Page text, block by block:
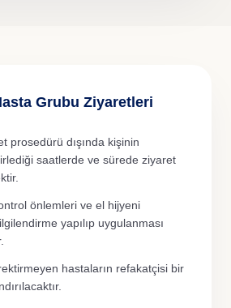
Grubu Ziyaretleri
prosedürü dışında kişinin
saatlerde ve sürede ziyaret
önlemleri ve el hijyeni
yapılıp uygulanması
hastaların refakatçisi bir